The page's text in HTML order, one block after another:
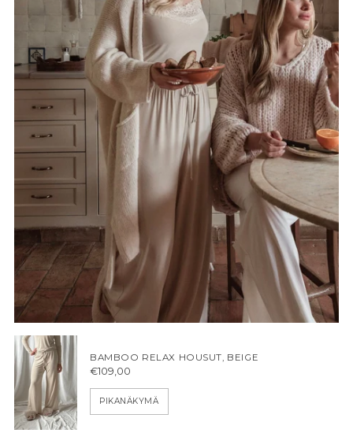
BAMBOO RELAX HOUSUT, BEIGE
€109,00
PIKANÄKYMÄ